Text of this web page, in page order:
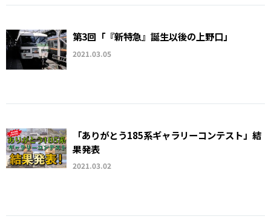
第3回「『新特急』誕生以後の上野口」
2021.03.05
「ありがとう185系ギャラリーコンテスト」結
果発表
2021.03.02